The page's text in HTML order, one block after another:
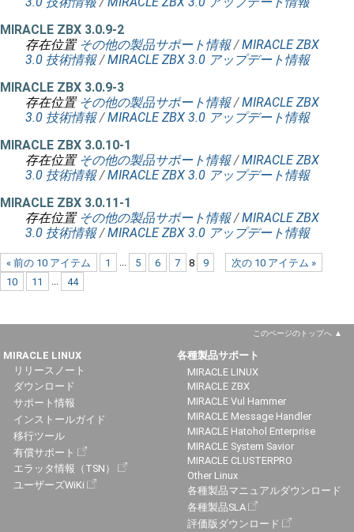
MIRACLE ZBX 3.0.9-2
存在位置 その他の製品サポート情報 /MIRACLE ZBX
3.0 技術情報 /MIRACLE ZBX 3.0 アップデート情報
MIRACLE ZBX 3.0.9-3
存在位置 その他の製品サポート情報 /MIRACLE ZBX
3.0 技術情報 /MIRACLE ZBX 3.0 アップデート情報
MIRACLE ZBX 3.0.10-1
存在位置 その他の製品サポート情報 /MIRACLE ZBX
3.0 技術情報 /MIRACLE ZBX 3.0 アップデート情報
MIRACLE ZBX 3.0.11-1
存在位置 その他の製品サポート情報 /MIRACLE ZBX
3.0 技術情報 /MIRACLE ZBX 3.0 アップデート情報
« 前の 10 アイテム 次の 10 アイテム »
1 ... 5 6 7 8
9
10
11 ... 44
このページのトップへ
MIRACLE LINUX
リリースノート
ダウンロード
サポート情報
インストールガイド
移行ツール
有償サポート
エラッタ情報（TSN）
ユーザーズWiKi
各種製品サポート
MIRACLE LINUX
MIRACLE ZBX
MIRACLE Vul Hammer
MIRACLE Message Handler
MIRACLE Hatohol Enterprise
MIRACLE System Savior
MIRACLE CLUSTERPRO
Other Linux
各種製品マニュアルダウンロード
各種製品SLA
評価版ダウンロード